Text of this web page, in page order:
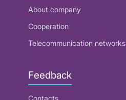
About company
Cooperation
Telecommunication networks
Feedback
Contacts